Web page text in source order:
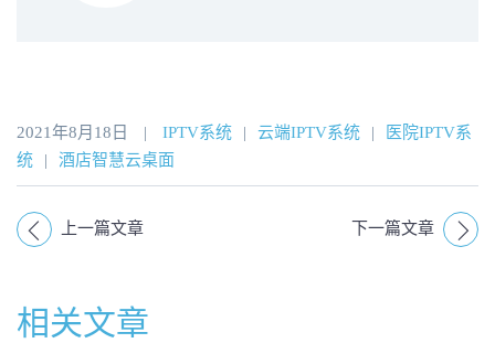
2021年8月18日 | IPTV系统 | 云端IPTV系统 |
医院IPTV系
统
| 酒店智慧云桌面
上一篇文章 下一篇文章
相关文章